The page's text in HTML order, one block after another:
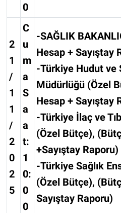
0
2
1
/
1
1
/
2
0
2
5
C
u
m
a
S
a
a
t:
1
0:
0
0
-SAĞLIK
Hesap + Sayıştay
-Türkiye Hudut ve
Müdürlüğü (Özel
Hesap + Sayıştay
-Türkiye İlaç ve
(Özel Bütçe),
+Sayıştay Raporu)
-Türkiye Sağlık
(Özel Bütçe),
Sayıştay Raporu)